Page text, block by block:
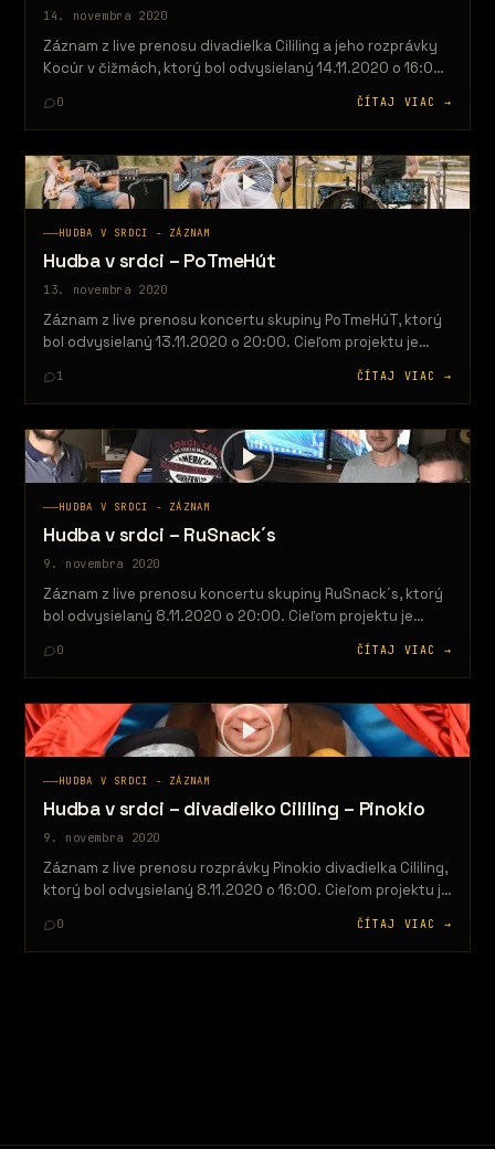
14. novembra 2020
Záznam z live prenosu divadielka Cililing a jeho rozprávky
Kocúr v čižmách, ktorý bol odvysielaný 14.11.2020 o 16:00.
0 ČÍTAJ VIAC →
HUDBA V SRDCI - ZÁZNAM
Hudba v srdci – PoTmeHút
13. novembra 2020
Záznam z live prenosu koncertu skupiny PoTmeHúT, ktorý
bol odvysielaný 13.11.2020 o 20:00. Cieľom projektu je
1 ČÍTAJ VIAC →
HUDBA V SRDCI - ZÁZNAM
Hudba v srdci – RuSnack´s
9. novembra 2020
Záznam z live prenosu koncertu skupiny RuSnack´s, ktorý
bol odvysielaný 8.11.2020 o 20:00. Cieľom projektu je
0 ČÍTAJ VIAC →
HUDBA V SRDCI - ZÁZNAM
Hudba v srdci – divadielko Cililing – Pinokio
9. novembra 2020
Záznam z live prenosu rozprávky Pinokio divadielka Cililing,
ktorý bol odvysielaný 8.11.2020 o 16:00. Cieľom projektu je
0 ČÍTAJ VIAC →